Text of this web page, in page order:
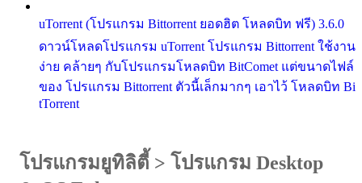
uTorrent (โปรแกรม Bittorrent ยอดฮิต โหลดบิท ฟรี) 3.6.0
ดาวน์โหลดโปรแกรม uTorrent โปรแกรม Bittorrent ใช้งาน
ง่าย คล้ายๆ กับโปรแกรมโหลดบิท BitComet แต่ขนาดไฟล์
ของ โปรแกรม Bittorrent ตัวนี้เล็กมากๆ เอาไว้ โหลดบิท Bi
tTorrent
โปรแกรมยูทิลิตี้ > โปรแกรม Desktop